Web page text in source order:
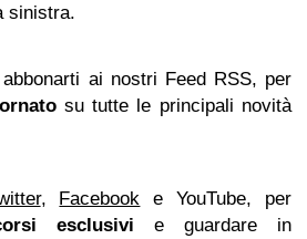
sinistra.
ai nostri Feed RSS, per
su tutte le principali novità
, Facebook e YouTube, per
esclusivi e guardare in